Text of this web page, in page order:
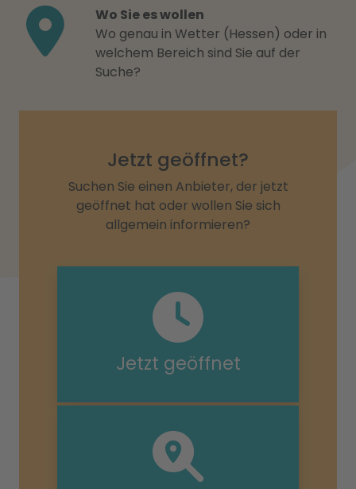
Wo Sie es wollen
Wo genau in Wetter (Hessen) oder in
welchem Bereich sind Sie auf der
Suche?
Jetzt geöffnet?
Suchen Sie einen Anbieter, der jetzt
geöffnet hat oder wollen Sie sich
allgemein informieren?
Jetzt geöffnet